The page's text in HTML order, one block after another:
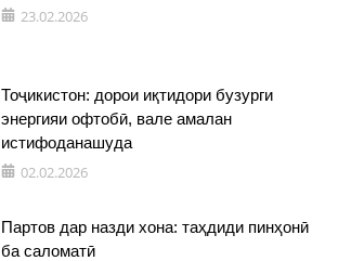
23.02.2026
Тоҷикистон: дорои иқтидори бузурги
энергияи офтобӣ, вале амалан
истифоданашуда
02.02.2026
Партов дар назди хона: таҳдиди пинҳонӣ
ба саломатӣ